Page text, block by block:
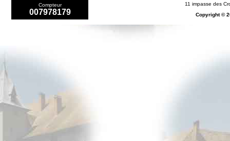
Compteur
007978179
11 impasse des
Copyright ©